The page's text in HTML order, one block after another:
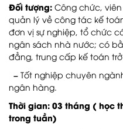
Đối tượng: Công chức,
quản lý về công tác kế
đơn vị sự nghiệp, tổ chức
ngân sách nhà nước; có
đẳng, trung cấp kế toán
– Tốt nghiệp chuyên
ngân hàng.
Thời gian: 03 tháng ( học
trong tuần)